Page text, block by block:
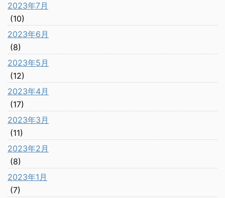
2023年7月
(10)
2023年6月
(8)
2023年5月
(12)
2023年4月
(17)
2023年3月
(11)
2023年2月
(8)
2023年1月
(7)